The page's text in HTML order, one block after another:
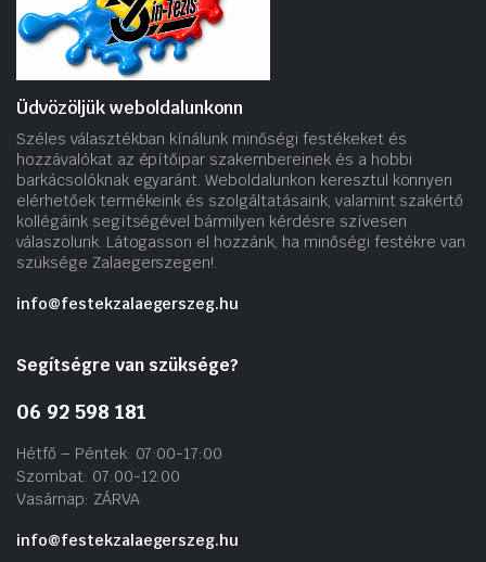
Üdvözöljük weboldalunkonn
Széles választékban kínálunk minőségi festékeket és
hozzávalókat az építőipar szakembereinek és a hobbi
barkácsolóknak egyaránt. Weboldalunkon keresztül könnyen
elérhetőek termékeink és szolgáltatásaink, valamint szakértő
kollégáink segítségével bármilyen kérdésre szívesen
válaszolunk. Látogasson el hozzánk, ha minőségi festékre van
szüksége Zalaegerszegen!.
info@festekzalaegerszeg.hu
Segítségre van szüksége?
06 92 598 181
Hétfő – Péntek: 07:00-17:00
Szombat: 07:00-12:00
Vasárnap: ZÁRVA
info@festekzalaegerszeg.hu